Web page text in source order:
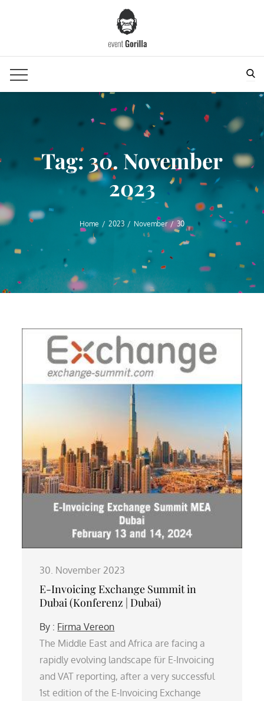
Tag: 30. November
2023
Home 2023 November 30
30. November 2023
E-Invoicing Exchange Summit in
Dubai (Konferenz | Dubai)
By : Firma Vereon
The Middle East and Africa are facing a
rapidly evolving landscape für E-Invoicing
and VAT reporting, after a very successful
1st edition of the E-Invoicing Exchange